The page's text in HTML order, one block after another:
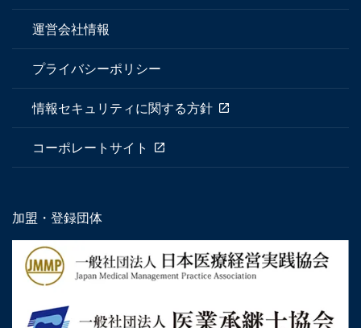
運営会社情報
プライバシーポリシー
情報セキュリティに関する方針
コーポレートサイト
加盟・登録団体